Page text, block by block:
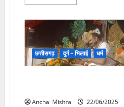
more
भाजपा
कार्यालय
में
मनाया
गया
पंडित
श्यामा
छत्तीसगढ़ दुर्ग – भिलाई धर्म
Anchal Mishra
22/06/2025